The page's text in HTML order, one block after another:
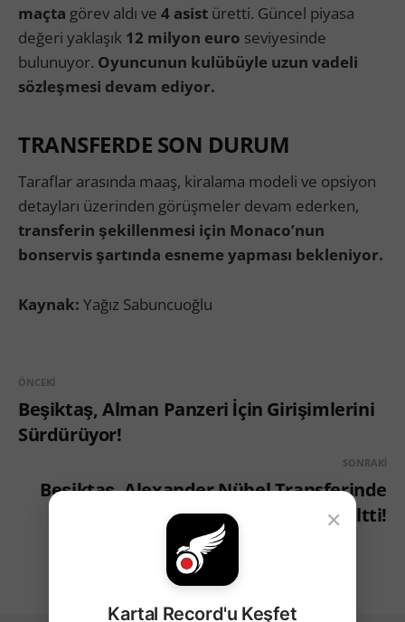
maçta görev aldı ve 4 asist üretti. Güncel piyasa
değeri yaklaşık 12 milyon euro seviyesinde
bulunuyor. Oyuncunun kulübüyle uzun vadeli
sözleşmesi devam ediyor.
TRANSFERDE SON DURUM
Taraflar arasında maaş, kiralama modeli ve opsiyon
detayları üzerinden görüşmeler devam ederken,
transferin şekillenmesi için Monaco’nun
bonservis şartında esneme yapması bekleniyor.
Kaynak: Yağız Sabuncuoğlu
ÖNCEKI
Beşiktaş, Alman Panzeri İçin Girişimlerini
Sürdürüyor!
SONRAKI
Beşiktaş, Alexander Nübel Transferinde
Vites Yükseltti!
×
Kartal Record'u Keşfet